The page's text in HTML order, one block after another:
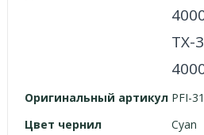
TX-
Оригинальный артикул PFI-
Цвет чернил
Cyan